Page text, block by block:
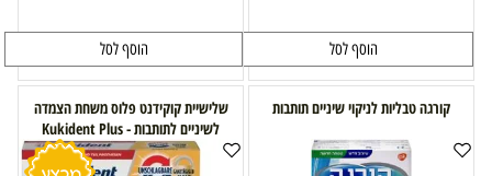
הוסף לסל הוסף לסל
קורגה טבליות לניקוי שיניים תותבות
שלישיית קוקידנט פלוס משחת הצמדה
לשיניים לתותבות - Kukident Plus